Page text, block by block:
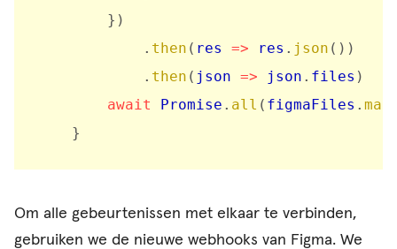
} )
. then ( res => res . json ( ) )
. then ( json => json . files )
await
Promise . all ( figmaFiles . map
}
Om alle gebeurtenissen met elkaar te verbinden,
gebruiken we de nieuwe webhooks van Figma. We